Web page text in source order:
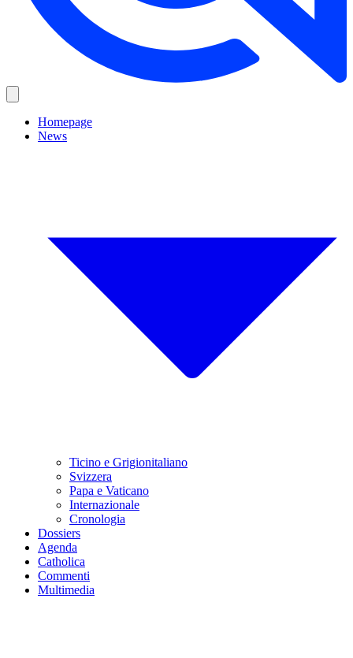
Homepage
News
Ticino e Grigionitaliano
Svizzera
Papa e Vaticano
Internazionale
Cronologia
Dossiers
Agenda
Catholica
Commenti
Multimedia